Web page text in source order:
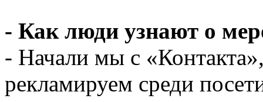
- Как люди узнают о
- Начали мы с
рекламируем среди